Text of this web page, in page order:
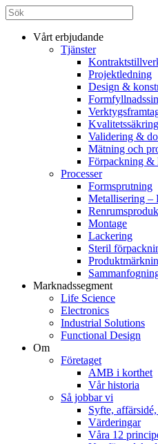
Vårt erbjudande
Tjänster
Projektledning
Design &
Kvalitetssäkring
Validering &
Mätning och
Förpackning &
Processer
Formsprutning
Metallisering –
Montage
Lackering
Steril
Marknadssegment
Life Science
Electronics
Industrial Solutions
Functional Design
Om
Företaget
AMB i korthet
Vår historia
Så jobbar vi
Syfte,
Värderingar
Våra 12